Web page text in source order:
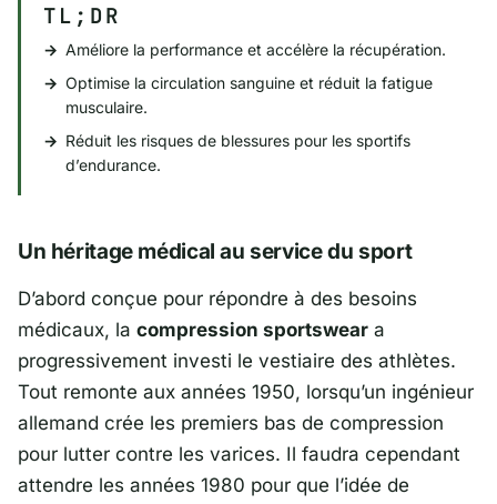
TL;DR
Améliore la performance et accélère la récupération.
Optimise la circulation sanguine et réduit la fatigue
musculaire.
Réduit les risques de blessures pour les sportifs
d’endurance.
Un héritage médical au service du sport
D’abord conçue pour répondre à des besoins
médicaux, la compression sportswear a
progressivement investi le vestiaire des athlètes.
Tout remonte aux années 1950, lorsqu’un ingénieur
allemand crée les premiers bas de compression
pour lutter contre les varices. Il faudra cependant
attendre les années 1980 pour que l’idée de